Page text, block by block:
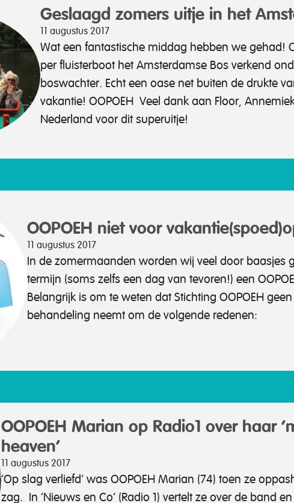
Geslaagd zomers uitje in het
11 augustus 2017
Wat een fantastische middag hebben we gehad!
per fluisterboot het Amsterdamse Bos verkend
boswachter. Echt een oase net buiten de drukte
vakantie! OOPOEH Veel dank aan Floor,
Nederland voor dit superuitje!
OOPOEH niet voor
11 augustus 2017
In de zomermaanden worden wij veel door baasjes
termijn (soms zelfs een dag van tevoren!) een
Belangrijk is om te weten dat Stichting OOPOEH
behandeling neemt om de volgende redenen:
OOPOEH Marian op Radio1 over haar
heaven’
11 augustus 2017
‘Op slag verliefd’ was OOPOEH Marian (74) toen ze
zag. In ‘Nieuws en Co’ (Radio 1) vertelt ze over de band